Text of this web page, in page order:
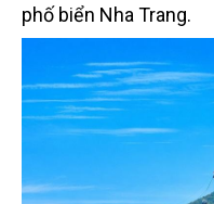
phố biển Nha Trang.